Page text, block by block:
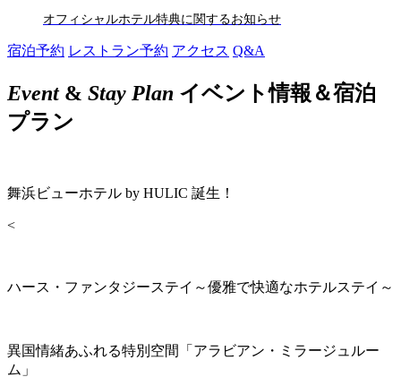
オフィシャルホテル特典に関するお知らせ
宿泊予約 レストラン予約 アクセス Q&A
Event& Stay Plan イベント情報＆宿泊
プラン
舞浜ビューホテル by HULIC 誕生！
<
ハース・ファンタジーステイ～優雅で快適なホテルステイ～
異国情緒あふれる特別空間「アラビアン・ミラージュルー
ム」